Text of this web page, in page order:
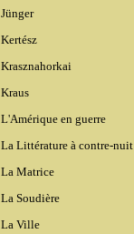
Jünger
Kertész
Krasznahorkai
Kraus
L'Amérique en guerre
La Littérature à contre-nuit
La Matrice
La Soudière
La Ville